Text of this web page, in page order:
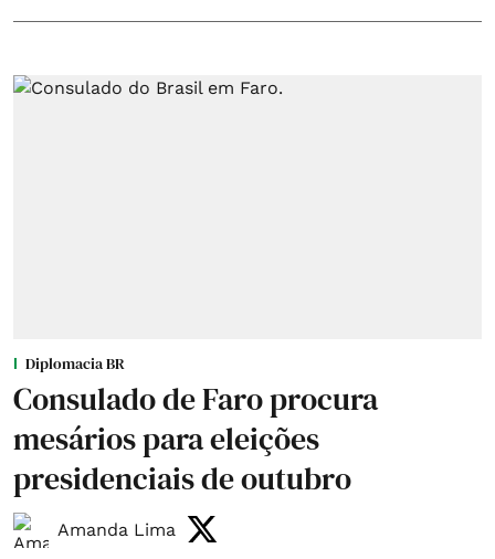
Diplomacia BR
Consulado de Faro procura
mesários para eleições
presidenciais de outubro
Amanda Lima